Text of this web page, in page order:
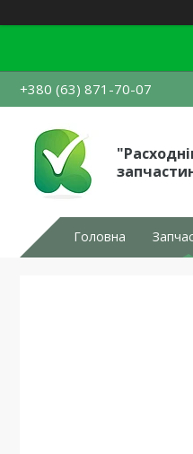
+380 (63) 871-70-07
Головна